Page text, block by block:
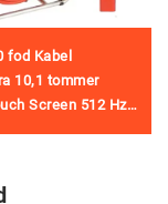
fod Kabel
10,1 tommer
Screen 512 Hz